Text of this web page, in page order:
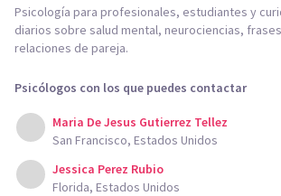
Psicología para profesionales, estudiantes y
diarios sobre salud mental, neurociencias,
relaciones de pareja.
Psicólogos con los que puedes contactar
Maria De Jesus Gutierrez Tellez
San Francisco, Estados Unidos
Jessica Perez Rubio
Florida, Estados Unidos